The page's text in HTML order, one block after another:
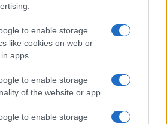
to enable storage
like cookies on web or
apps.
to enable storage
of the website or app.
to enable storage
Olbia: rampe chiuse ancora fino a
la classifica delle mete più
2026